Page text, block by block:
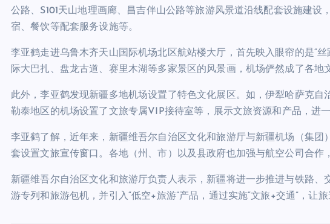
公路、S101天山地理画廊、昌吉伴山公路等旅游风景道沿线配套设施建设
宿、餐饮等配套服务设施等。
李亚鹤走进乌鲁木齐天山国际机场北区航站楼大厅，首先映入眼帘的是“
际大巴扎、盘龙古道、赛里木湖等多家景区的风景画，机场俨然成了各地
此外，李亚鹤发现新疆多地机场设置了特色文化展区。如，伊犁哈萨克自
勒泰地区的机场设置了文旅专属VIP接待室等，展示文旅资源和产品，进
李亚鹤了解，近年来，新疆维吾尔自治区文化和旅游厅与新疆机场（集
套设置文旅宣传窗口。各地（州、市）以及县政府也加强与航空公司合作
新疆维吾尔自治区文化和旅游厅负责人表示，新疆将进一步推进与铁路
游专列和旅游包机，并引入“低空+旅游”产品，通过实施“文旅+交通”，让旅